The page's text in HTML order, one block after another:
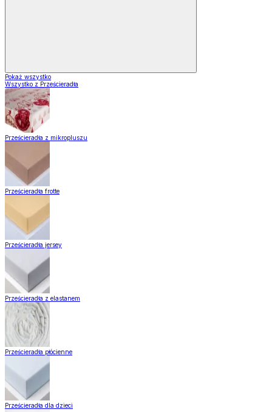
Pokaż wszystko
Wszystko z Prześcieradła
Prześcieradła z mikropluszu
Prześcieradła frotte
Prześcieradła jersey
Prześcieradła z elastanem
Prześcieradła płócienne
Prześcieradła dla dzieci